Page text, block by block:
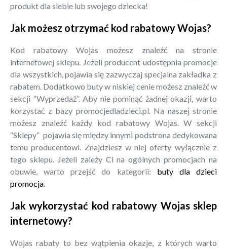
produkt dla siebie lub swojego dziecka!
Jak możesz otrzymać kod rabatowy Wojas?
Kod rabatowy Wojas możesz znaleźć na stronie
internetowej sklepu. Jeżeli producent udostępnia promocje
dla wszystkich, pojawia się zazwyczaj specjalna zakładka z
rabatem. Dodatkowo buty w niskiej cenie możesz znaleźć w
sekcji “Wyprzedaż”. Aby nie pominąć żadnej okazji, warto
korzystać z bazy promocjedladzieci.pl. Na naszej stronie
możesz znaleźć każdy kod rabatowy Wojas. W sekcji
“Sklepy” pojawia się między innymi podstrona dedykowana
temu producentowi. Znajdziesz w niej oferty wyłącznie z
tego sklepu. Jeżeli zależy Ci na ogólnych promocjach na
obuwie, warto przejść do kategorii: buty dla dzieci
promocja
Jak wykorzystać kod rabatowy Wojas sklep
internetowy?
Wojas rabaty to bez wątpienia okazje, z których warto